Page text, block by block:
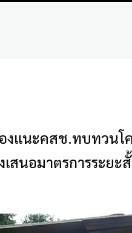
งแนะคสช.ทบทวนโ
สนอมาตรการระย